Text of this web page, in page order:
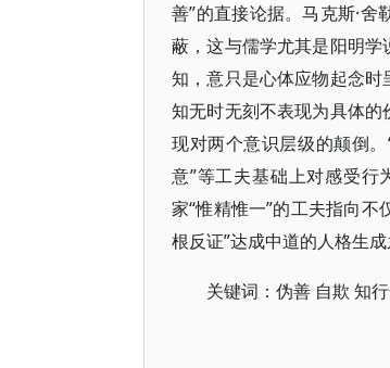
善”的直接论据。马克斯·
蔽，这与儒学尤其是阳明
知，意只是心体应物起念
知无时无刻不表现为具体
现对两个意识层级的颠倒
意”等工夫基础上对感受
家“惟精惟一”的工夫指向不
根反证”达成中道的人格生成
关键词：伪善 自欺 知